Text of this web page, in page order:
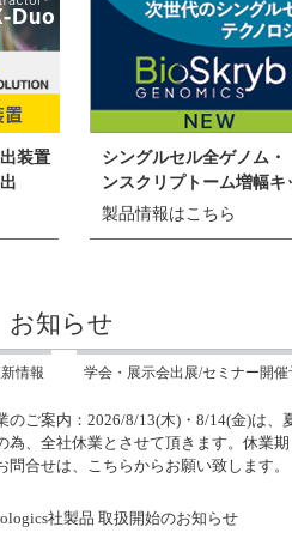
装置
シングルセル全ゲノム・
ンスクリプトーム増幅キ
製品情報はこちら
お知らせ
情報 学会・展示会出展/セミナー開催
のご案内：2026/8/13(木)・8/14(金)は、
為、全社休業とさせて頂きます。休業期
問合せは、こちらからお願い致します。
社製品 取扱開始のお知らせ